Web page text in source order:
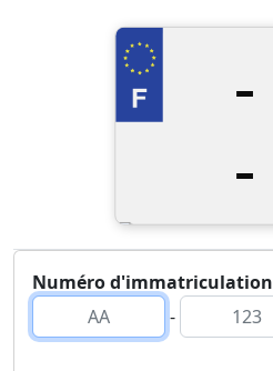
-
-
Numéro d'immatriculation
-